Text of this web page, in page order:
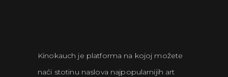
Kinokauch je platforma na kojoj možete
naći stotinu naslova najpopularnijih art